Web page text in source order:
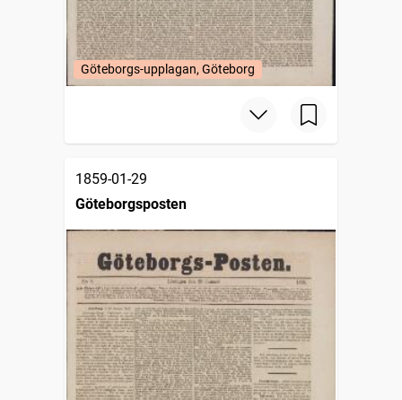
Göteborgs-upplagan, Göteborg
1859-01-29
Göteborgsposten